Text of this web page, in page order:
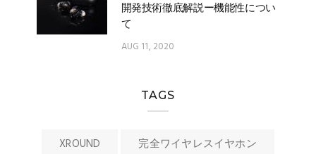
開発技術徹底解説ー機能性につい
て
AUG 11, 2020
TAGS
XROUND 完全ワイヤレスイヤホン